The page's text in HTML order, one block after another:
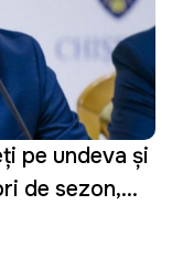
pe undeva și
de sezon,